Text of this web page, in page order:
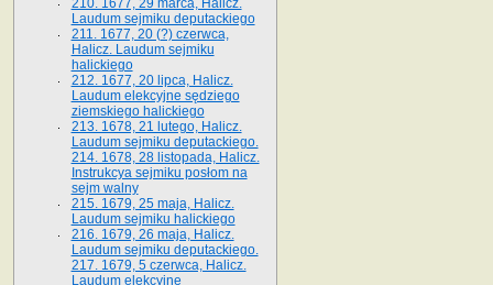
210. 1677, 29 marca, Halicz.
Laudum sejmiku deputackiego
211. 1677, 20 (?) czerwca,
Halicz. Laudum sejmiku
halickiego
212. 1677, 20 lipca, Halicz.
Laudum elekcyjne sędziego
ziemskiego halickiego
213. 1678, 21 lutego, Halicz.
Laudum sejmiku deputackiego.
214. 1678, 28 listopada, Halicz.
Instrukcya sejmiku posłom na
sejm walny
215. 1679, 25 maja, Halicz.
Laudum sejmiku halickiego
216. 1679, 26 maja, Halicz.
Laudum sejmiku deputackiego.
217. 1679, 5 czerwca, Halicz.
Laudum elekcyjne